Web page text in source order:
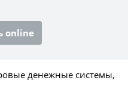
online
денежные системы,